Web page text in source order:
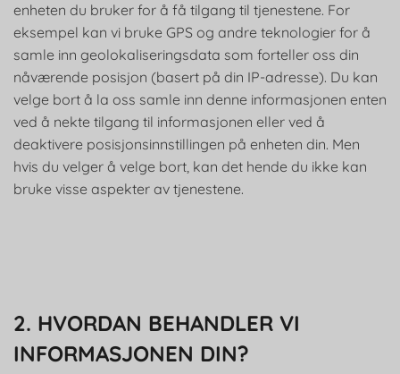
enheten du bruker for å få tilgang til tjenestene. For
eksempel kan vi bruke GPS og andre teknologier for å
samle inn geolokaliseringsdata som forteller oss din
nåværende posisjon (basert på din IP-adresse). Du kan
velge bort å la oss samle inn denne informasjonen enten
ved å nekte tilgang til informasjonen eller ved å
deaktivere posisjonsinnstillingen på enheten din. Men
hvis du velger å velge bort, kan det hende du ikke kan
bruke visse aspekter av tjenestene.
2. HVORDAN BEHANDLER VI
INFORMASJONEN DIN?